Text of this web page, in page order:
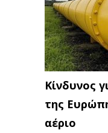
Κίνδυνος
της
αέριο